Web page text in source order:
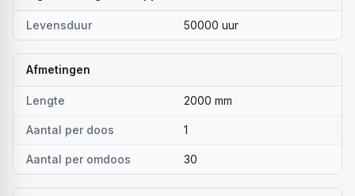
Levensduur 50000 uur
Afmetingen
Lengte 2000 mm
Aantal per doos 1
Aantal per omdoos 30